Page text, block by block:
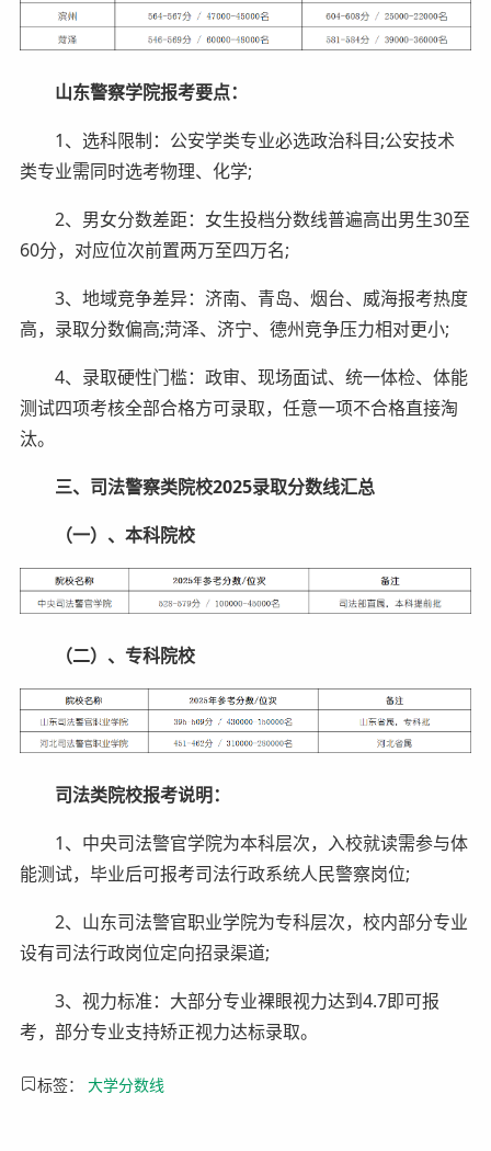
山东警察学院报考要点：
1、选科限制：公安学类专业必选政治科目;公安技术
类专业需同时选考物理、化学;
2、男女分数差距：女生投档分数线普遍高出男生30至
60分，对应位次前置两万至四万名;
3、地域竞争差异：济南、青岛、烟台、威海报考热度
高，录取分数偏高;菏泽、济宁、德州竞争压力相对更小;
4、录取硬性门槛：政审、现场面试、统一体检、体能
测试四项考核全部合格方可录取，任意一项不合格直接淘
汰。
三、司法警察类院校2025录取分数线汇总
（一）、本科院校
（二）、专科院校
司法类院校报考说明：
1、中央司法警官学院为本科层次，入校就读需参与体
能测试，毕业后可报考司法行政系统人民警察岗位;
2、山东司法警官职业学院为专科层次，校内部分专业
设有司法行政岗位定向招录渠道;
3、视力标准：大部分专业裸眼视力达到4.7即可报
考，部分专业支持矫正视力达标录取。
标签： 大学分数线